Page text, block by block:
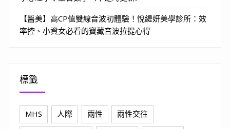
【醫美】高CP值雙線音波初體驗！悅緹妍美學診所：效
率控、小資女必看的寶藏音波拉提心得
標籤
MHS 人際 兩性 兩性交往